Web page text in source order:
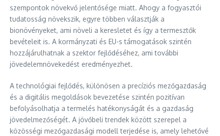
szempontok növekvő jelentősége miatt. Ahogy a fogyasztói
tudatosság növekszik, egyre többen választják a
bionövényeket, ami növeli a keresletet és így a termesztők
bevételeit is. A kormányzati és EU-s támogatások szintén
hozzájárulhatnak a szektor fejlődéséhez, ami további
jövedelemnövekedést eredményezhet.
A technológiai fejlődés, különösen a precíziós mezőgazdaság
és a digitális megoldások bevezetése szintén pozitívan
befolyásolhatja a termelés hatékonyságát és a gazdaság
jövedelmezőségét. A jövőbeli trendek között szerepel a
közösségi mezőgazdasági modell terjedése is, amely lehetővé